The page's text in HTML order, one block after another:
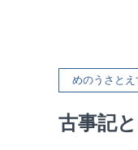
めのうさと
古事記